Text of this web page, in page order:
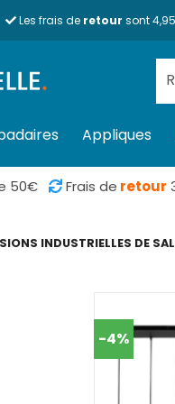
Les frais de retour sont
Appliques
50€ Frais de retour
INDUSTRIELLES DE
-4%